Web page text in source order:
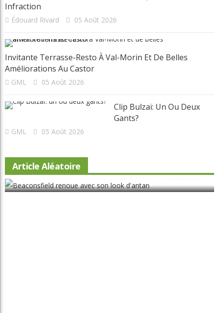
Infraction
Édouard Rivard 05 Août 2026
Invitante Terrasse-Resto À Val-Morin Et De Belles
Améliorations Au Castor
GML 05 Août 2026
Clip Bulzaï: Un Ou Deux
Gants?
GML 05 Août 2026
Article Aléatoire
Beaconsfield renoue avec son look d'antan